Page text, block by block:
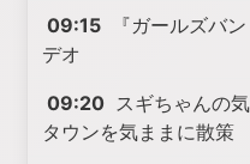
09:15
『ガールズバ
デオ
09:20 スギちゃんの
タウンを気ままに散策